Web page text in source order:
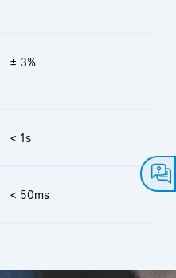
± 3%
< 1s
< 50ms